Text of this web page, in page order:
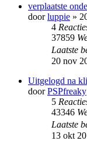
verplaatste
doorluppie »
4
37859
Laatste
20 nov
Uitgelogd na
doorPSPfreaky
5
43346
Laatste
13 okt